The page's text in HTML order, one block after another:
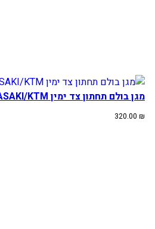
מגן בולם תחתון צד ימין GAS/HUSK/KAWASAKI/KTM
320.00 ₪